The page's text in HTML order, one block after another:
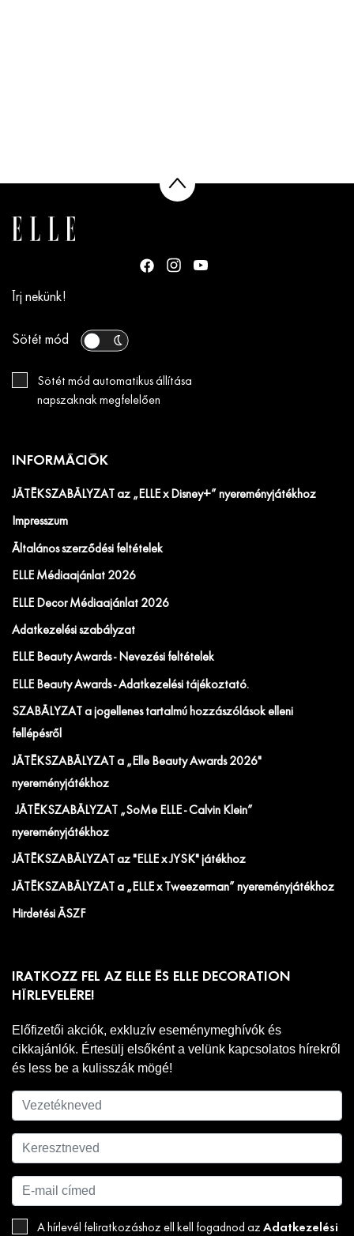
Írj nekünk!
Sötét mód
Sötét mód automatikus állítása
napszaknak megfelelően
INFORMÁCIÓK
JÁTÉKSZABÁLYZAT az „ELLE x Disney+” nyereményjátékhoz
Impresszum
Általános szerződési feltételek
ELLE Médiaajánlat 2026
ELLE Decor Médiaajánlat 2026
Adatkezelési szabályzat
ELLE Beauty Awards - Nevezési feltételek
ELLE Beauty Awards - Adatkezelési tájékoztató.
SZABÁLYZAT a jogellenes tartalmú hozzászólások elleni
fellépésről
JÁTÉKSZABÁLYZAT a „Elle Beauty Awards 2026"
nyereményjátékhoz
JÁTÉKSZABÁLYZAT „SoMe ELLE - Calvin Klein”
nyereményjátékhoz
JÁTÉKSZABÁLYZAT az "ELLE x JYSK" játékhoz
JÁTÉKSZABÁLYZAT a „ELLE x Tweezerman” nyereményjátékhoz
Hirdetési ÁSZF
IRATKOZZ FEL AZ ELLE ÉS ELLE DECORATION
HÍRLEVELÉRE!
Előfizetői akciók, exkluzív eseménymeghívók és
cikkajánlók. Értesülj elsőként a velünk kapcsolatos hírekről
és less be a kulisszák mögé!
A hírlevél feliratkozáshoz ell kell fogadnod az Adatkezelési